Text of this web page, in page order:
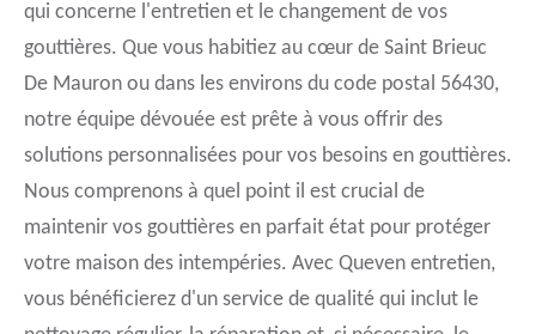
qui concerne l'entretien et le changement de vos
gouttières. Que vous habitiez au cœur de Saint Brieuc
De Mauron ou dans les environs du code postal 56430,
notre équipe dévouée est prête à vous offrir des
solutions personnalisées pour vos besoins en gouttières.
Nous comprenons à quel point il est crucial de
maintenir vos gouttières en parfait état pour protéger
votre maison des intempéries. Avec Queven entretien,
vous bénéficierez d'un service de qualité qui inclut le